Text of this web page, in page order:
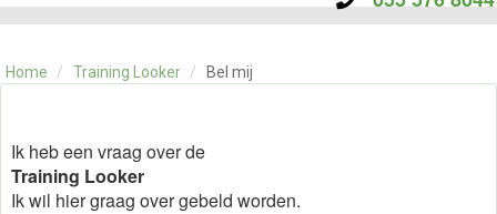
CATEGORIE
OVER ONS
Home / Training Looker / Bel mij
Ik heb een vraag over de
Training Looker
Ik wil hier graag over gebeld worden.